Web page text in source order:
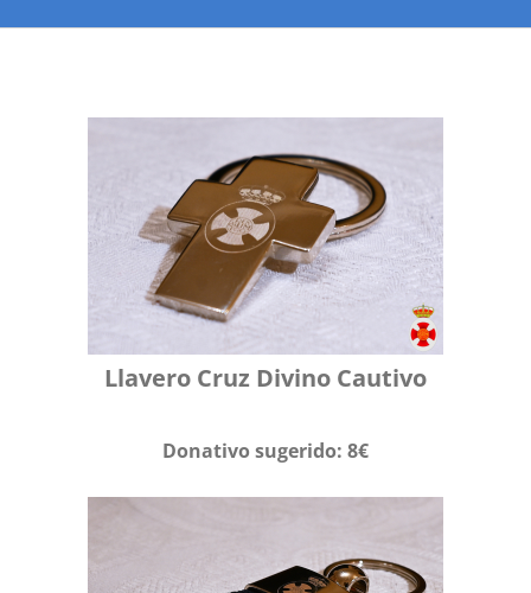
Llavero Cruz Divino Cautivo
Donativo sugerido: 8€